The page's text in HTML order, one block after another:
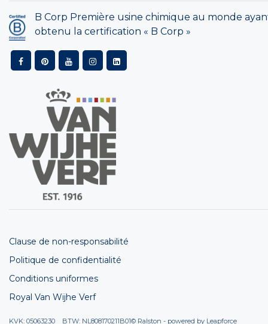
B Corp Première usine chimique au monde
obtenu la certification « B Corp »
Clause de non-responsabilité
Politique de confidentialité
Conditions uniformes
Royal Van Wijhe Verf
KVK: 05063230 BTW: NL808170211B01© Ralston - powered by Leapforce